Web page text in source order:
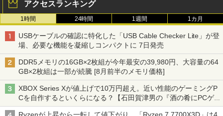
アクセスランキング
1時間 24時間 1週間 1カ月
USBケーブルの確認に特化した「USB Cable Checker Lite」が登
場、必要な機能を凝縮しコンパクトに 7日発売
DDR5メモリの16GB×2枚組が今年最安の39,980円、大容量の64
GB×2枚組は一部が続騰 [8月前半のメモリ価格]
XBOX Series Xが値上げで10万円超え。近い性能のゲーミングP
Cを自作するといくらになる？【石田賀津男の『酒の肴にPCゲ
ーム』】